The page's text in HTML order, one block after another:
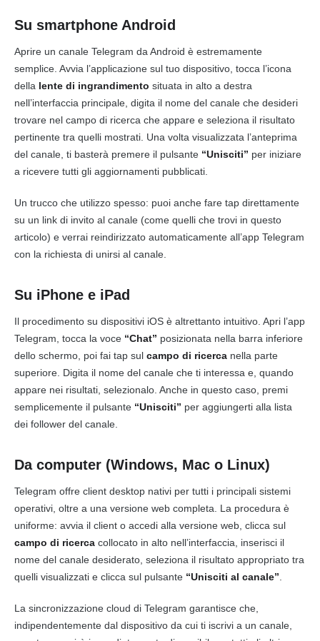
Su smartphone Android
Aprire un canale Telegram da Android è estremamente
semplice. Avvia l’applicazione sul tuo dispositivo, tocca l’icona
della lente di ingrandimento situata in alto a destra
nell’interfaccia principale, digita il nome del canale che desideri
trovare nel campo di ricerca che appare e seleziona il risultato
pertinente tra quelli mostrati. Una volta visualizzata l’anteprima
del canale, ti basterà premere il pulsante “Unisciti” per iniziare
a ricevere tutti gli aggiornamenti pubblicati.
Un trucco che utilizzo spesso: puoi anche fare tap direttamente
su un link di invito al canale (come quelli che trovi in questo
articolo) e verrai reindirizzato automaticamente all’app Telegram
con la richiesta di unirsi al canale.
Su iPhone e iPad
Il procedimento su dispositivi iOS è altrettanto intuitivo. Apri l’app
Telegram, tocca la voce “Chat” posizionata nella barra inferiore
dello schermo, poi fai tap sul campo di ricerca nella parte
superiore. Digita il nome del canale che ti interessa e, quando
appare nei risultati, selezionalo. Anche in questo caso, premi
semplicemente il pulsante “Unisciti” per aggiungerti alla lista
dei follower del canale.
Da computer (Windows, Mac o Linux)
Telegram offre client desktop nativi per tutti i principali sistemi
operativi, oltre a una versione web completa. La procedura è
uniforme: avvia il client o accedi alla versione web, clicca sul
campo di ricerca collocato in alto nell’interfaccia, inserisci il
nome del canale desiderato, seleziona il risultato appropriato tra
quelli visualizzati e clicca sul pulsante “Unisciti al canale”
La sincronizzazione cloud di Telegram garantisce che,
indipendentemente dal dispositivo da cui ti iscrivi a un canale,